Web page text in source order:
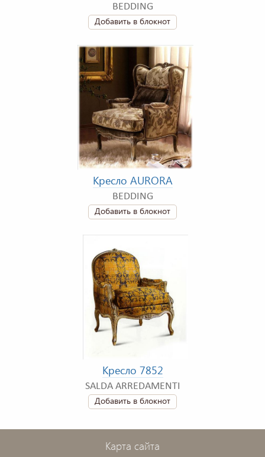
BEDDING
Добавить в блокнот
Кресло AURORA
BEDDING
Добавить в блокнот
Кресло 7852
SALDA ARREDAMENTI
Добавить в блокнот
Карта сайта